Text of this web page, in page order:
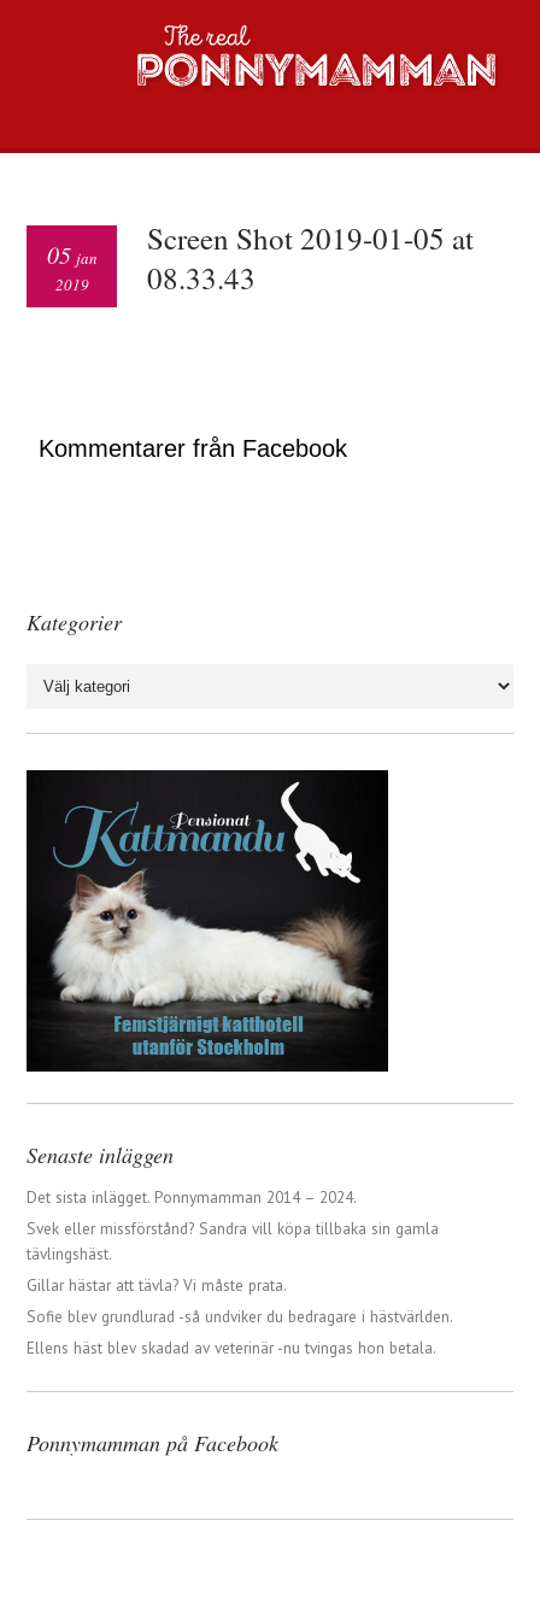
Screen Shot 2019-01-05 at
08.33.43
05 jan
2019
Kommentarer från Facebook
Kategorier
Senaste inläggen
Det sista inlägget. Ponnymamman 2014 – 2024.
Svek eller missförstånd? Sandra vill köpa tillbaka sin gamla
tävlingshäst.
Gillar hästar att tävla? Vi måste prata.
Sofie blev grundlurad -så undviker du bedragare i hästvärlden.
Ellens häst blev skadad av veterinär -nu tvingas hon betala.
Ponnymamman på Facebook